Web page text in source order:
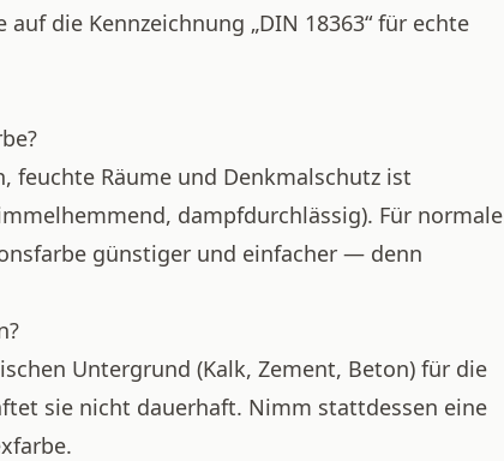
die Kennzeichnung „DIN 18363“ für echte
feuchte Räume und Denkmalschutz ist
dampfdurchlässig). Für normale
günstiger und einfacher — denn
Untergrund (Kalk, Zement, Beton) für die
sie nicht dauerhaft. Nimm stattdessen eine
.